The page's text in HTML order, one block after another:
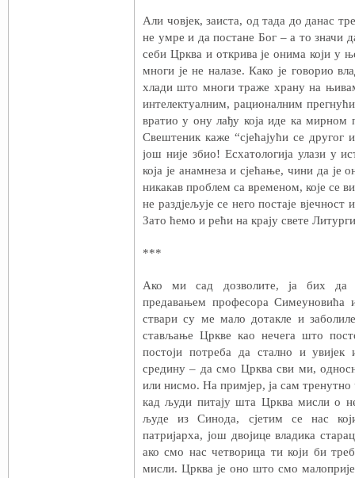
Али човјек, заиста, од тада до данас
не умре и да постане Бог – а то значи
себи Црква и открива је онима који у
многи је не налазе. Како је говорио
хлади што многи траже храну на
интелектуалним, рационалним
вратио у ону лађу која иде ка мирном
Свештеник каже “сјећајући се другог
још није збио! Есхатологија улази у
која је анамнеза и сјећање, чини да
никакав проблем са временом, које се
не раздјељује се него постаје вјечност
Зато ћемо и рећи на крају свете
***
Ако ми сад дозволите, ја бих да
предавањем професора Симеуновића
ствари су ме мало дотакле и
стављање Цркве као нечега што
постоји потреба да стално и
средину – да смо Црква сви ми,
или нисмо. На примјер, ја сам тренутно
кад људи питају шта Црква мисли о
људе из Синода, сјетим се нас
патријарха, још двојице владика
ако смо нас четворица ти који би
мисли. Црква је оно што смо